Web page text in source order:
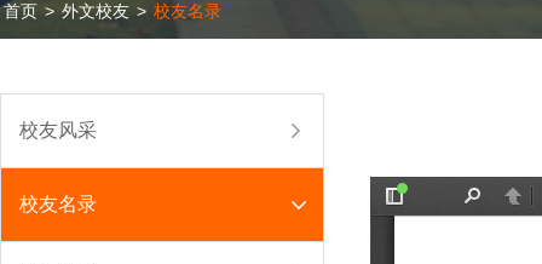
首页 > 外文校友 > 校友名录
校友风采
校友名录